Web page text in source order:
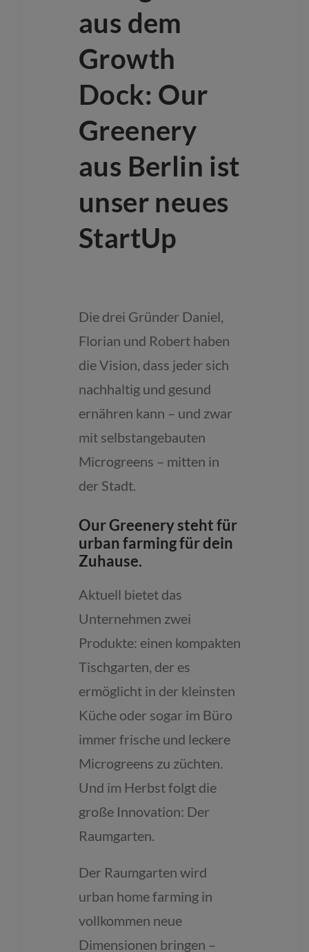
aus dem
Growth
Dock: Our
Greenery
aus Berlin ist
unser neues
StartUp
Die drei Gründer Daniel,
Florian und Robert haben
die Vision, dass jeder sich
nachhaltig und gesund
ernähren kann – und zwar
mit selbstangebauten
Microgreens – mitten in
der Stadt.
Our Greenery steht für
urban farming für dein
Zuhause.
Aktuell bietet das
Unternehmen zwei
Produkte: einen kompakten
Tischgarten, der es
ermöglicht in der kleinsten
Küche oder sogar im Büro
immer frische und leckere
Microgreens zu züchten.
Und im Herbst folgt die
große Innovation: Der
Raumgarten.
Der Raumgarten wird
urban home farming in
vollkommen neue
Dimensionen bringen –